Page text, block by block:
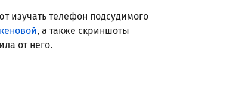
изучать телефон подсудимого
, а также скриншоты
от него.